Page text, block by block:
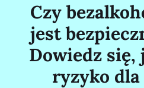
Czy
jest
Dowiedz się,
ryzyko dla